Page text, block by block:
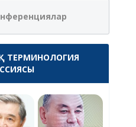
ТЕРМИНОЛОГИЯ